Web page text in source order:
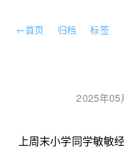
←首页 归档 标签
2025年05
上周末小学同学敏敏